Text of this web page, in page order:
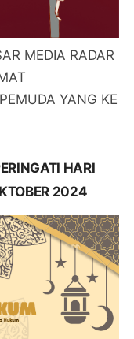
MEDIA RADAR
YANG KE
HARI
2024